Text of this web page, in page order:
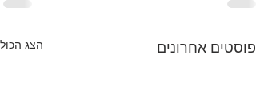
פוסטים אחרונים הצג הכול